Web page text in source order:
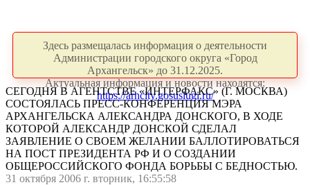
Здесь размещалась информация о деятельности
Администрации городского округа «Город
Архангельск» до 31.12.2025.
Актуальная информация и новости находятся:
https://arhcity.gosuslugi.ru/
СЕГОДНЯ В АГЕНТСТВЕ «ИНТЕРФАКС» (Г. МОСКВА)
СОСТОЯЛАСЬ ПРЕСС-КОНФЕРЕНЦИЯ МЭРА
АРХАНГЕЛЬСКА АЛЕКСАНДРА ДОНСКОГО, В ХОДЕ
КОТОРОЙ АЛЕКСАНДР ДОНСКОЙ СДЕЛАЛ
ЗАЯВЛЕНИЕ О СВОЕМ ЖЕЛАНИИ БАЛЛОТИРОВАТЬСЯ
НА ПОСТ ПРЕЗИДЕНТА РФ И О СОЗДАНИИ
ОБЩЕРОССИЙСКОГО ФОНДА БОРЬБЫ С БЕДНОСТЬЮ.
31 октября 2006 г. вторник, 16:55:58